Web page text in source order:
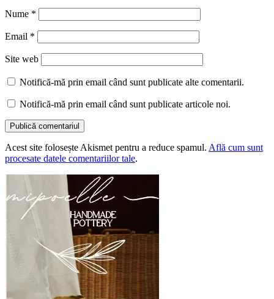
Nume *
Email *
Site web
Notifică-mă prin email când sunt publicate alte comentarii.
Notifică-mă prin email când sunt publicate articole noi.
Acest site folosește Akismet pentru a reduce spamul. Află cum sunt
procesate datele comentariilor tale.